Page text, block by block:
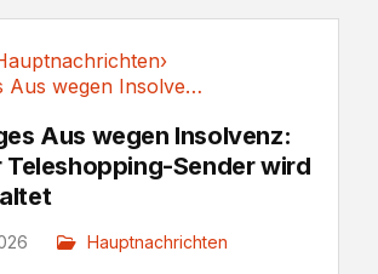
›
Endgültiges Aus wegen Insolvenz: Beliebter...
Aus wegen Insolvenz:
Teleshopping-Sender wird
Hauptnachrichten